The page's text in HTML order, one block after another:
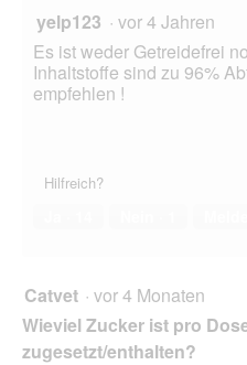
yelp123 · vor 4 Jahren
Es ist weder Getreidefrei
Inhaltstoffe sind zu 96%
empfehlen !
Hilfreich?
Catvet · vor 4 Monaten
Wieviel Zucker ist pro
zugesetzt/enthalten?